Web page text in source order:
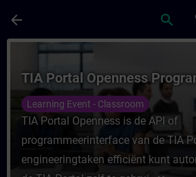
arrow_back search
Cursus - TIA Portal
TIA Portal Openness
Learning Event - Classroom
TIA Portal Openness is de API of
programmeerinterface van de TIA
engineeringtaken efficiënt kunt